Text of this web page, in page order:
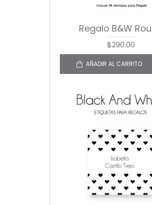
Regalo B&W
$290.00
AÑADIR AL CARRITO